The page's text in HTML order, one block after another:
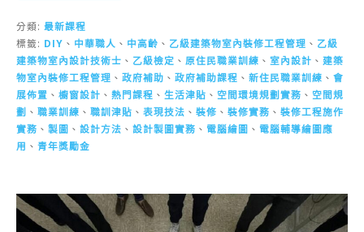
分類: 最新課程
標籤: DIY 、 中華職人 、 中高齡 、 乙級建築物室內裝修工程管理 、 乙級
建築物室內設計技術士 、 乙級檢定 、 原住民職業訓練 、 室內設計 、 建築
物室內裝修工程管理 、 政府補助 、 政府補助課程 、 新住民職業訓練 、 會
展佈置 、 櫥窗設計 、 熱門課程 、 生活津貼 、 空間環境規劃實務 、 空間規
劃 、 職業訓練 、 職訓津貼 、 表現技法 、 裝修 、 裝修實務 、 裝修工程施作
實務 、 製圖 、 設計方法 、 設計製圖實務 、 電腦繪圖 、 電腦輔導繪圖應
用 、 青年獎勵金